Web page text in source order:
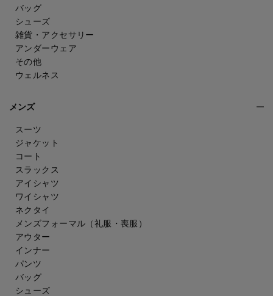
バッグ
シューズ
雑貨・アクセサリー
アンダーウェア
その他
ウェルネス
メンズ
スーツ
ジャケット
コート
スラックス
アイシャツ
ワイシャツ
ネクタイ
メンズフォーマル （礼服・喪服）
アウター
インナー
パンツ
バッグ
シューズ